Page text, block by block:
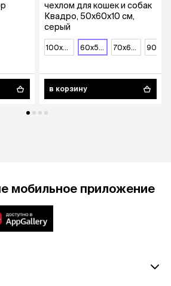
чехлом для кошек и собак
Квадро, 50х60х10 см,
серый
в корзину
мобильное приложение